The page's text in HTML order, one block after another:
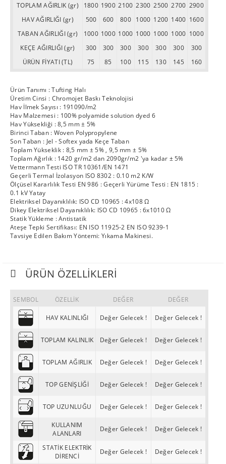
TOPLAM AĞIRLIK (gr) 1800 1900 2100 2300 2500 2700 2900
HAV AĞIRLIĞI (gr)
500 600 800 1000 1200 1400 1600
TABAN AĞIRLIĞI (gr)
1000 1000 1000 1000 1000 1000 1000
KEÇE AĞIRLIĞI (gr)
300 300 300 300 300 300
300
ÜRÜN FİYATI (TL)
75 85 100 115 130 145 160
Ürün Tanımı : Tufting Halı
Üretim Cinsi : Chromojet Baskı Teknolojisi
Hav İlmek Sayısı : 191090/m2
Hav Malzemesi : 100% polyamide solution dyed 6
Hav Yüksekliği : 8,5 mm ± 5%
Birinci Taban : Woven Polypropylene
Son Taban : Jel - Softex yada Keçe Taban
Toplam Yükseklik : 8,5 mm ± 5% , 9,5 mm ± 5%
Toplam Ağırlık : 1420 gr/m2 dan 2090gr/m2 'ya kadar ± 5%
Vettermann Testi ISO TR 10361/EN 1471
Geçerli Termal İzolasyon ISO 8302 : 0.10 m2 K/W
Ölçüsel Kararlılık Testi EN 986 : Geçerli Yürüme Testi : EN 1815 :
0.1 kV Yatay
Elektriksel Dayanıklılık: ISO CD 10965 : 4x108 Ω
Dikey Elektriksel Dayanıklılık: ISO CD 10965 : 6x1010 Ω
Statik Yükleme : Antistatik
Ateşe Tepki Sertifikası: EN ISO 11925-2 EN ISO 9239-1
Tavsiye Edilen Bakım Yöntemi: Yıkama Makinesi.
ÜRÜN ÖZELLIKLERI
SEMBOL ÖZELLİK DEĞER DEĞER
HAV KALINLIĞI Değer Gelecek ! Değer Gelecek !
TOPLAM KALINLIK Değer Gelecek ! Değer Gelecek !
TOPLAM AĞIRLIK Değer Gelecek ! Değer Gelecek !
TOP GENİŞLİĞİ Değer Gelecek ! Değer Gelecek !
TOP UZUNLUĞU Değer Gelecek ! Değer Gelecek !
KULLANIM
ALANLARI
Değer Gelecek ! Değer Gelecek !
STATİK ELEKTRİK
DİRENCİ
Değer Gelecek ! Değer Gelecek !